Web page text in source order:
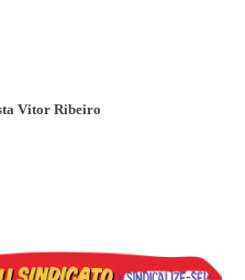
Vitor Ribeiro